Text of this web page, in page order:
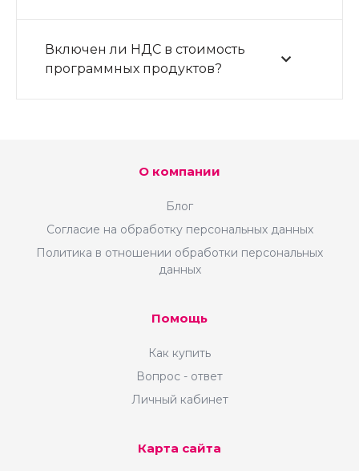
Включен ли НДС в стоимость
программных продуктов?
О компании
Блог
Согласие на обработку персональных данных
Политика в отношении обработки персональных
данных
Помощь
Как купить
Вопрос - ответ
Личный кабинет
Карта сайта